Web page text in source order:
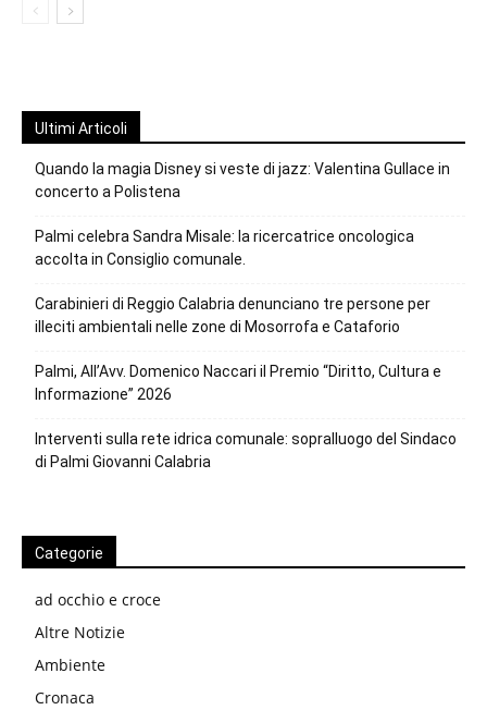
Ultimi Articoli
Quando la magia Disney si veste di jazz: Valentina Gullace in
concerto a Polistena
Palmi celebra Sandra Misale: la ricercatrice oncologica
accolta in Consiglio comunale.
Carabinieri di Reggio Calabria denunciano tre persone per
illeciti ambientali nelle zone di Mosorrofa e Cataforio
Palmi, All’Avv. Domenico Naccari il Premio “Diritto, Cultura e
Informazione” 2026
Interventi sulla rete idrica comunale: sopralluogo del Sindaco
di Palmi Giovanni Calabria
Categorie
ad occhio e croce
Altre Notizie
Ambiente
Cronaca